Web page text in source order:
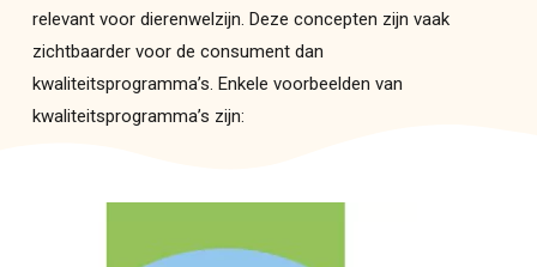
relevant voor dierenwelzijn. Deze concepten zijn vaak
zichtbaarder voor de consument dan
kwaliteitsprogramma’s. Enkele voorbeelden van
kwaliteitsprogramma’s zijn: